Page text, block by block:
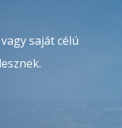
saját célú